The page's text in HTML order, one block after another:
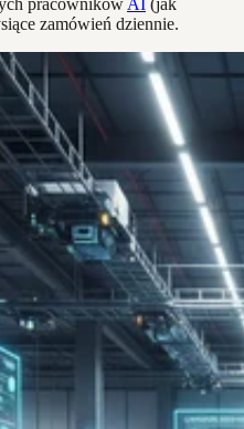
zamówień dziennie.